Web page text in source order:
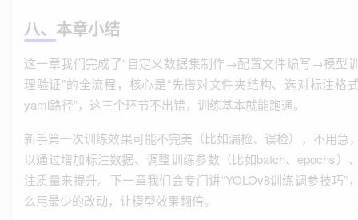
八、本章小结
这一章我们完成了“自定义数据集制作→配置文件编写→模型
理验证”的全流程，核心是“先搭对文件夹结构、选对标注格
yaml路径”，这三个环节不出错，训练基本就能跑通。
新手第一次训练效果可能不完美（比如漏检、误检），不用急
以通过增加标注数据、调整训练参数（比如batch、epochs）
注质量来提升。下一章我们会专门讲“YOLOv8训练调参技巧”
么用最少的改动，让模型效果翻倍。